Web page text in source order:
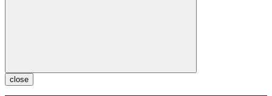
close